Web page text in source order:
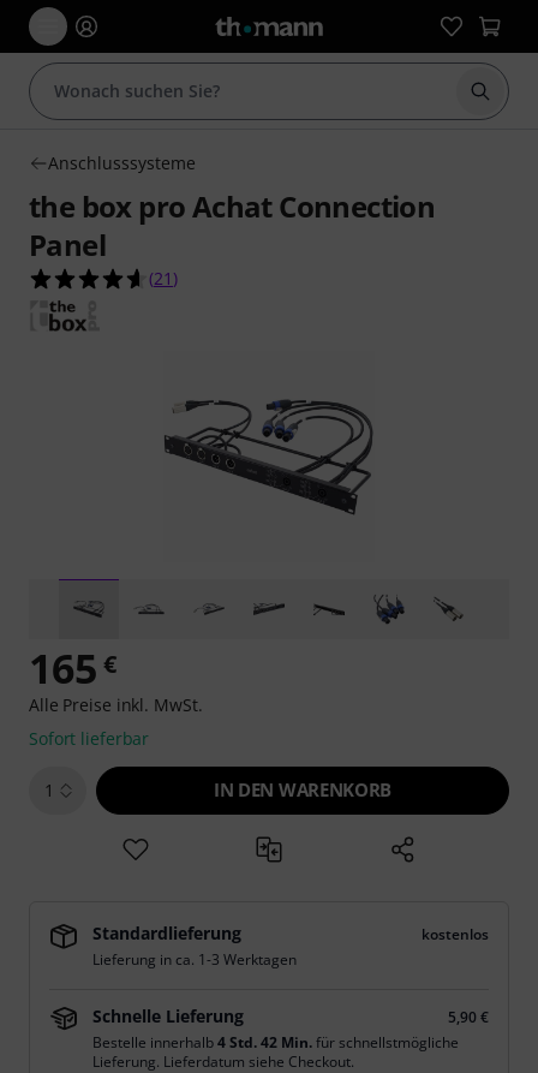
Suche
Anschlusssysteme
the box pro Achat Connection
Panel
4.6 von 5 Sternen aus 21 Kundenbewertungen
(21 )
165 €
Alle Preise inkl. MwSt.
Sofort lieferbar
1 IN DEN WARENKORB
Standardlieferung
kostenlos
Lieferung in ca. 1-3 Werktagen
Schnelle Lieferung
5,90 €
Bestelle innerhalb4 Std. 42 Min.für schnellstmögliche
Lieferung. Lieferdatum siehe Checkout.